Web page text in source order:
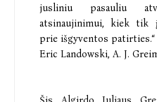
jusliniu pasauliu
atsinaujinimui, kiek tik
prie išgyventos patirties.“
Eric Landowski, A. J.